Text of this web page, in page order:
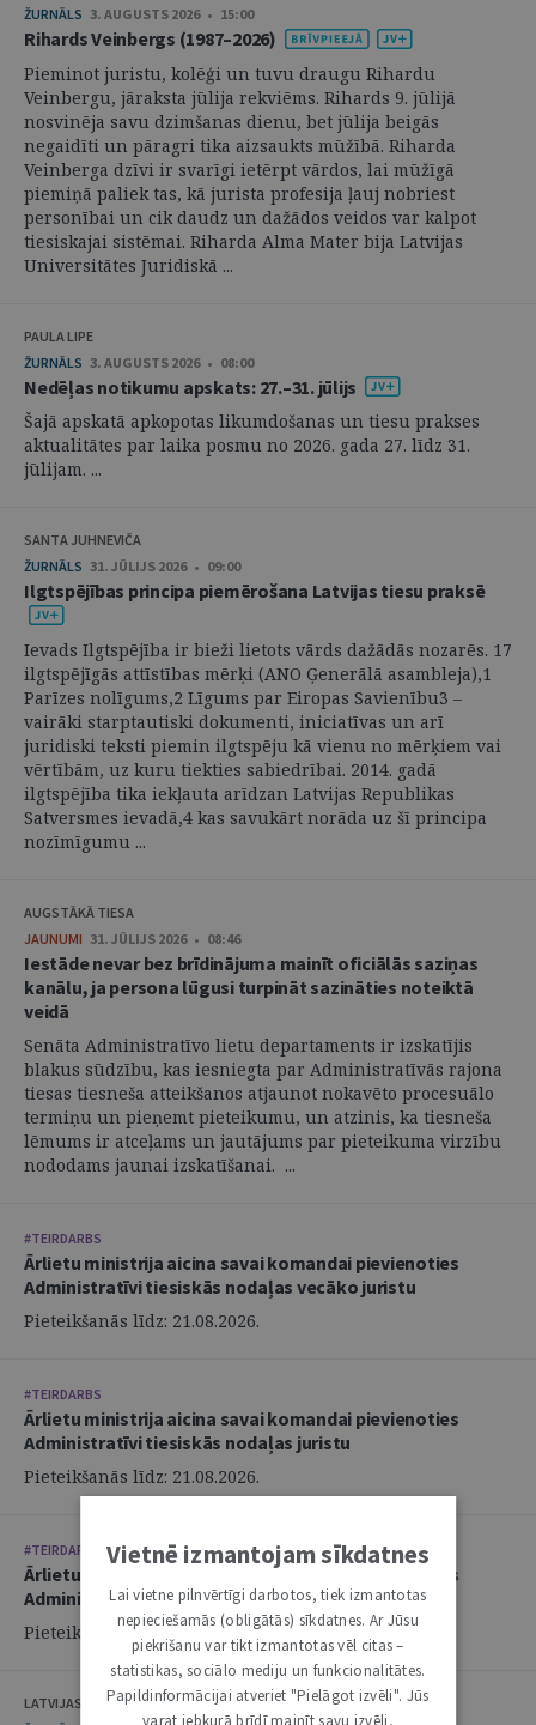
ŽURNĀLS 3. AUGUSTS 2026 • 15:00
Rihards Veinbergs (1987–2026)
Pieminot juristu, kolēģi un tuvu draugu Rihardu
Veinbergu, jāraksta jūlija rekviēms. Rihards 9. jūlijā
nosvinēja savu dzimšanas dienu, bet jūlija beigās
negaidīti un pāragri tika aizsaukts mūžībā. Riharda
Veinberga dzīvi ir svarīgi ietērpt vārdos, lai mūžīgā
piemiņā paliek tas, kā jurista profesija ļauj nobriest
personībai un cik daudz un dažādos veidos var kalpot
tiesiskajai sistēmai. Riharda Alma Mater bija Latvijas
Universitātes Juridiskā ...
PAULA LIPE
ŽURNĀLS 3. AUGUSTS 2026 • 08:00
Nedēļas notikumu apskats: 27.–31. jūlijs
Šajā apskatā apkopotas likumdošanas un tiesu prakses
aktualitātes par laika posmu no 2026. gada 27. līdz 31.
jūlijam. ...
SANTA JUHNEVIČA
ŽURNĀLS 31. JŪLIJS 2026 • 09:00
Ilgtspējības principa piemērošana Latvijas tiesu praksē
Ievads Ilgtspējība ir bieži lietots vārds dažādās nozarēs. 17
ilgtspējīgās attīstības mērķi (ANO Ģenerālā asambleja),1
Parīzes nolīgums,2 Līgums par Eiropas Savienību3 –
vairāki starptautiski dokumenti, iniciatīvas un arī
juridiski teksti piemin ilgtspēju kā vienu no mērķiem vai
vērtībām, uz kuru tiekties sabiedrībai. 2014. gadā
ilgtspējība tika iekļauta arīdzan Latvijas Republikas
Satversmes ievadā,4 kas savukārt norāda uz šī principa
nozīmīgumu ...
AUGSTĀKĀ TIESA
JAUNUMI 31. JŪLIJS 2026 • 08:46
Iestāde nevar bez brīdinājuma mainīt oficiālās saziņas
kanālu, ja persona lūgusi turpināt sazināties noteiktā
veidā
Senāta Administratīvo lietu departaments ir izskatījis
blakus sūdzību, kas iesniegta par Administratīvās rajona
tiesas tiesneša atteikšanos atjaunot nokavēto procesuālo
termiņu un pieņemt pieteikumu, un atzinis, ka tiesneša
lēmums ir atceļams un jautājums par pieteikuma virzību
nododams jaunai izskatīšanai. ...
#TEIRDARBS
Ārlietu ministrija aicina savai komandai pievienoties
Administratīvi tiesiskās nodaļas vecāko juristu
Pieteikšanās līdz: 21.08.2026.
#TEIRDARBS
Ārlietu ministrija aicina savai komandai pievienoties
Administratīvi tiesiskās nodaļas juristu
Pieteikšanās līdz: 21.08.2026.
#TEIRDARBS
Ārlietu ministrija aicina savai komandai pievienoties
Administratīvi tiesiskās nodaļas juristu
Pieteikšanās līdz: 21.08.2026.
LATVIJAS ZVĒRINĀTU ADVOKĀTU PADOME
Vietnē izmantojam sīkdatnes
Lai vietne pilnvērtīgi darbotos, tiek izmantotas
nepieciešamās (obligātās) sīkdatnes. Ar Jūsu
piekrišanu var tikt izmantotas vēl citas –
statistikas, sociālo mediju un funkcionalitātes.
Papildinformācijai atveriet "Pielāgot izvēli". Jūs
varat jebkurā brīdī mainīt savu izvēli,